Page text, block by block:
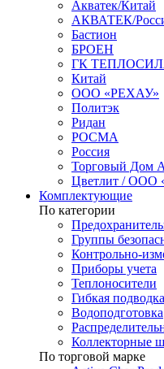
Акватек/Китай
АКВАТЕК/
Бастион
БРОЕН
ГК
Китай
ООО «РЕХАУ»
Политэк
Ридан
РОСМА
Россия
Торговый Дом
Цветлит / ООО
Комплектующие
По категории
Группы
Контрольно-
Приборы учета
Теплоносители
Гибкая
Водоподготовка
Коллекторные
По торговой марке